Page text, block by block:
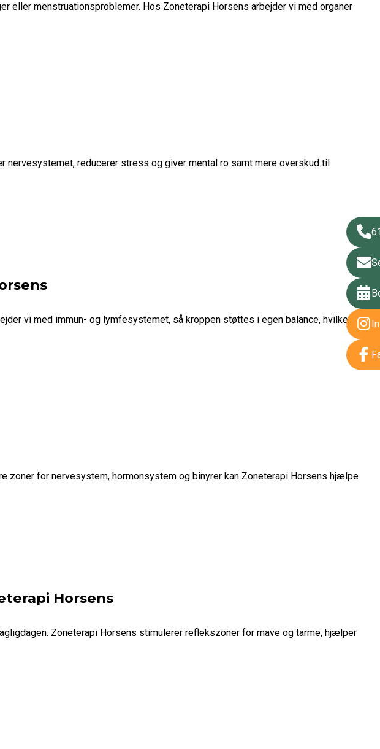
eller menstruationsproblemer. Hos Zoneterapi Horsens arbejder vi med organer
nervesystemet, reducerer stress og giver mental ro samt mere overskud til
vi med immun- og lymfesystemet, så kroppen støttes i egen balance, hvilket
zoner for nervesystem, hormonsystem og binyrer kan Zoneterapi Horsens hjælpe
Horsens
Zoneterapi Horsens stimulerer reflekszoner for mave og tarme, hjælper